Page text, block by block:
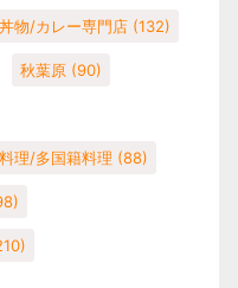
物/カレー専門店 (132)
秋葉原 (90)
理/多国籍料理 (88)